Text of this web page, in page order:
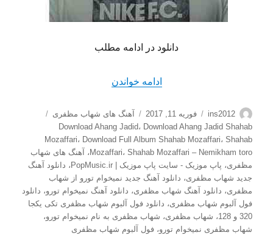
دانلود در ادامه مطلب
ادامه خواندن
نویسنده
ins2012
ارسال
شده
در
فوریه 11, 2017 دسته‌ها
آهنگ های شهاب مظفری
Download Ahang Jadid، Download Ahang Jadid Shahab
Mozaffari، Download Full Album Shahab Mozaffari، Shahab
Mozaffari، Shahab Mozaffari – Nemikham toro ،
آهنگ های شهاب
مظفری، پاپ موزیک - سایت پاپ موزیک | PopMusic.ir ، دانلود آهنگ
جدید شهاب مظفری، دانلود آهنگ جدید نمیخوام تورو از شهاب
مظفری، دانلود آهنگ شهاب مظفری، دانلود آهنگ نمیخوام تورو، دانلود
فول آلبوم شهاب مظفری، دانلود فول آلبوم شهاب مظفری تکی یکجا
320 و 128
، شهاب مظفری، شهاب مظفری به نام نمیخوام تورو،
شهاب مظفری نمیخوام تورو،فول آلبوم شهاب مظفری